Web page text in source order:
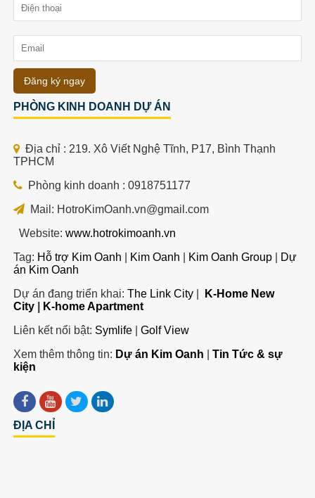
Đăng ký ngay
PHÒNG KINH DOANH DỰ ÁN
Địa chỉ : 219. Xô Viết Nghệ Tĩnh, P17, Bình Thạnh
TPHCM
Phòng kinh doanh : 0918751177
Mail: HotroKimOanh.vn@gmail.com
Website: www.hotrokimoanh.vn
Tag: Hỗ trợ Kim Oanh Kim Oanh Kim Oanh Group|
Dự
án Kim Oanh
Dự án đang triển khai: The Link City|
K-Home New
City|
K-home Apartment
Liên kết nổi bật: Symlife| Golf View
Xem thêm thông tin: Dự án Kim Oanh
Tin Tức & sự
kiện
ĐỊA CHỈ